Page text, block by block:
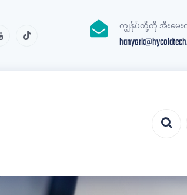
ကျွန်ုပ်တို့ကို အီးမေး